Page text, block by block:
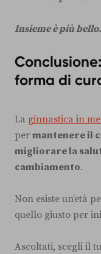
Insieme è più bello.
forma di
La ginnastica in
per mantenere il
migliorare la
cambiamento.
Non esiste un’età
quello giusto per
Ascoltati, scegli il